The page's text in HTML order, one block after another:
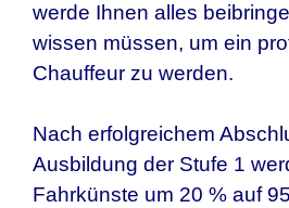
werde Ihnen alles
wissen müssen, um ein
Chauffeur zu werden.
Nach erfolgreichem
Ausbildung der Stufe 1
Fahrkünste um 20 % auf